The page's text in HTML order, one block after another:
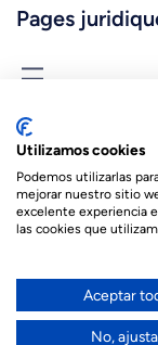
Pages
+34 925 180
© 2026
Español(
Utilizamos cookies
Podemos utilizarlas
mejorar nuestro sitio
excelente experiencia
las cookies que
Aceptar
No,